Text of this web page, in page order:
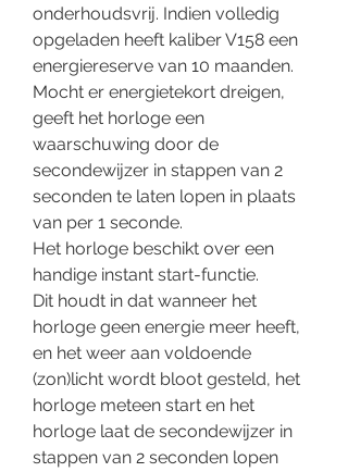
onderhoudsvrij. Indien volledig
opgeladen heeft kaliber V158 een
energiereserve van 10 maanden.
Mocht er energietekort dreigen,
geeft het horloge een
waarschuwing door de
secondewijzer in stappen van 2
seconden te laten lopen in plaats
van per 1 seconde.
Het horloge beschikt over een
handige instant start-functie.
Dit houdt in dat wanneer het
horloge geen energie meer heeft,
en het weer aan voldoende
(zon)licht wordt bloot gesteld, het
horloge meteen start en het
horloge laat de secondewijzer in
stappen van 2 seconden lopen